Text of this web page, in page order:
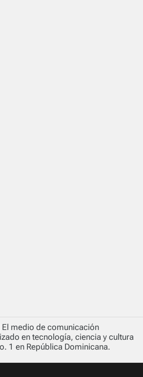
El medio de comunicación
en tecnología, ciencia y cultura
1 en República Dominicana.